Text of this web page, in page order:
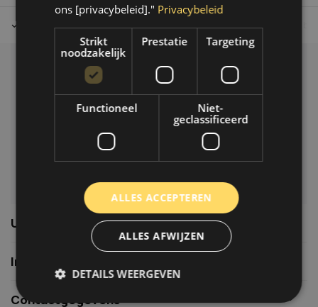
Tot 30 dagen retour sturen. Op werkdagen voor 14.00 uur
Klantenservice
Veelgestelde vragen
06-39119169
info@autoklusser.nl
Usefull links
Informatie
Contactgegevens
ons [privacybeleid]." Privacybeleid
Strikt
noodzakelijk
Prestatie Targeting
Functioneel
Niet-
geclassificeerd
ALLES ACCEPTEREN
ALLES AFWIJZEN
DETAILS WEERGEVEN